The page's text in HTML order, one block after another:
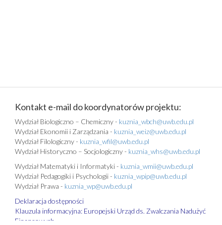
Kontakt e-mail do koordynatorów projektu:
Wydział Biologiczno – Chemiczny - kuznia_wbch@uwb.edu.pl
Wydział Ekonomii i Zarządzania - kuznia_weiz@uwb.edu.pl
Wydział Filologiczny - kuznia_wfil@uwb.edu.pl
Wydział Historyczno – Socjologiczny - kuznia_whs@uwb.edu.pl
Wydział Matematyki i Informatyki - kuznia_wmii@uwb.edu.pl
Wydział Pedagogiki i Psychologii - kuznia_wpip@uwb.edu.pl
Wydział Prawa - kuznia_wp@uwb.edu.pl
Deklaracja dostępności
Klauzula informacyjna: Europejski Urząd ds. Zwalczania Nadużyć
Finansowych